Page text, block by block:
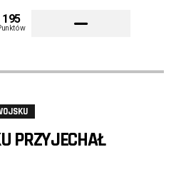
195
PRZYJECHAŁ